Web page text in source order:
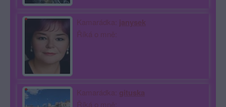
Kamarádka: janysek
Říká o mně:
Kamarádka: gituska
Říká o mně: